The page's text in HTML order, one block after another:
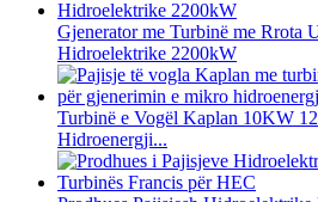
Gjenerator me Turbinë me Rrota
Hidroelektrike 2200kW
Turbinë e Vogël Kaplan 10KW
Hidroenergji...